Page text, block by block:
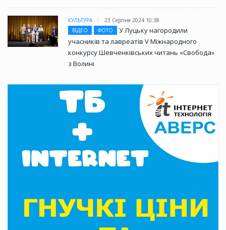
КУЛЬТУРА
23 Серпня 2024 10:38
ВІДЕО
ФОТО
У Луцьку нагородили
учасників та лавреатів V Міжнародного
конкурсу Шевченківських читань «Свобода»
з Волині